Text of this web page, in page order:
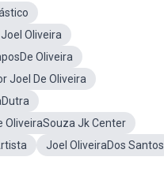
Oliveira
Oliveira
Joel De Oliveira
OliveiraSouza Jk Center
Joel OliveiraDos Santos